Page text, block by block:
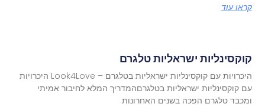
קראו עוד
קוקסינליות ישראליות טלגרם
היכרויות עם קוקסינליות ישראליות בטלגרם – Look4Love היכרויות
עם קוקסינליות ישראליות בטלגרםהמדריך המלא לחיבור אמיתי
ומכבד טלגרם הפכה בשנים האחרונות